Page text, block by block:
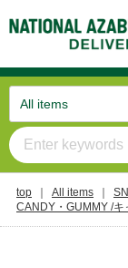
top All items
CANDY・GUMMY /キ